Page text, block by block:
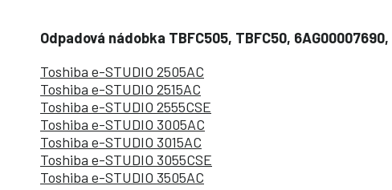
Odpadová nádobka TBFC505, TBFC50,
Toshiba e-STUDIO 2505AC
Toshiba e-STUDIO 2515AC
Toshiba e-STUDIO 2555CSE
Toshiba e-STUDIO 3005AC
Toshiba e-STUDIO 3015AC
Toshiba e-STUDIO 3055CSE
Toshiba e-STUDIO 3505AC